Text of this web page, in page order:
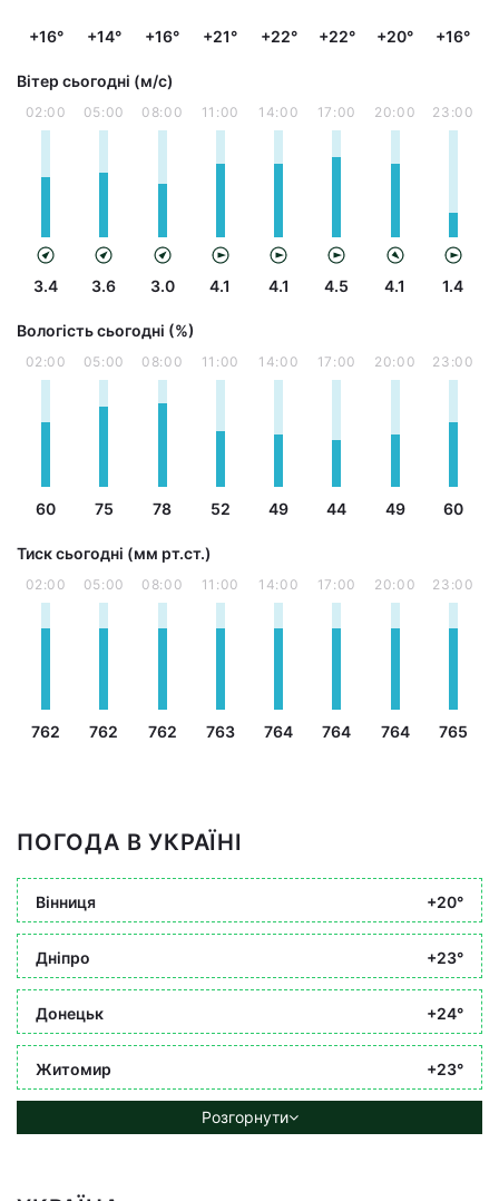
+16° +14° +16° +21° +22° +22° +20° +16°
Вітер сьогодні (м/с)
02:00
3.4
05:00
3.6
08:00
3.0
11:00
4.1
14:00
4.1
17:00
4.5
20:00
4.1
23:00
1.4
Вологість сьогодні (%)
02:00
60
05:00
75
08:00
78
11:00
52
14:00
49
17:00
44
20:00
49
23:00
60
Тиск сьогодні (мм рт.ст.)
02:00
762
05:00
762
08:00
762
11:00
763
14:00
764
17:00
764
20:00
764
23:00
765
ПОГОДА В УКРАЇНІ
Вінниця +20°
Дніпро +23°
Донецьк +24°
Житомир +23°
Розгорнути